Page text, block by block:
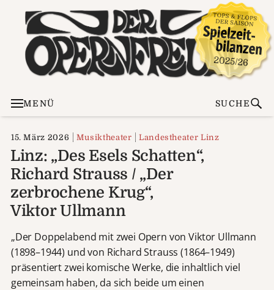
MENÜ SUCHE
15. März 2026 Musiktheater Landestheater Linz
Linz: „Des Esels Schatten“,
Richard Strauss / „Der
zerbrochene Krug“,
Viktor Ullmann
„Der Doppelabend mit zwei Opern von Viktor Ullmann
(1898–1944) und von Richard Strauss (1864–1949)
präsentiert zwei komische Werke, die inhaltlich viel
gemeinsam haben, da sich beide um einen